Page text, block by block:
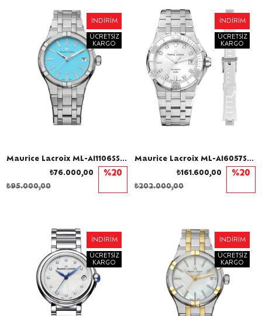
Maurice Lacroix ML-AI1106SS002450-1 Pırlantalı Kadın Kol Saati
İNDIRIM
ÜCRETSIZ
KARGO
₺76.000,00
₺95.000,00
%20
Maurice Lacroix ML-AI6057SS00F150-F Pırlantalı Kadın Kol Saati ve Yedek Kordon
İNDIRIM
ÜCRETSIZ
KARGO
₺161.600,00
₺202.000,00
%20
İNDIRIM
ÜCRETSIZ
KARGO
İNDIRIM
ÜCRETSIZ
KARGO